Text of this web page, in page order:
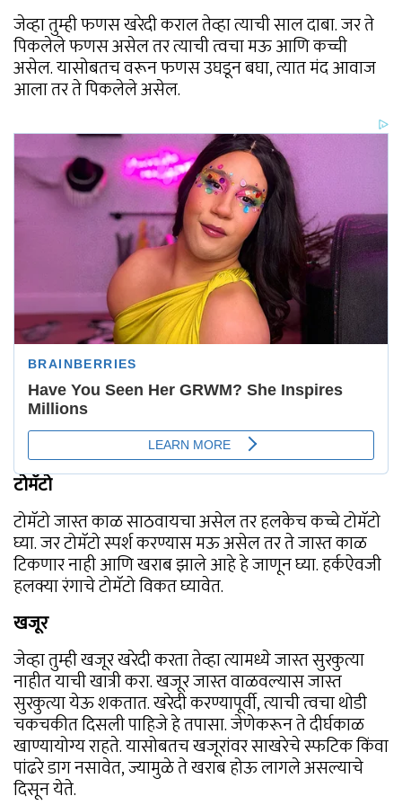
जेव्हा तुम्ही फणस खरेदी कराल तेव्हा त्याची साल दाबा. जर ते
पिकलेले फणस असेल तर त्याची त्वचा मऊ आणि कच्ची
असेल. यासोबतच वरून फणस उघडून बघा, त्यात मंद आवाज
आला तर ते पिकलेले असेल.
टोमॅटो
टोमॅटो जास्त काळ साठवायचा असेल तर हलकेच कच्चे टोमॅटो
घ्या. जर टोमॅटो स्पर्श करण्यास मऊ असेल तर ते जास्त काळ
टिकणार नाही आणि खराब झाले आहे हे जाणून घ्या. हर्कऐवजी
हलक्या रंगाचे टोमॅटो विकत घ्यावेत.
खजूर
जेव्हा तुम्ही खजूर खरेदी करता तेव्हा त्यामध्ये जास्त सुरकुत्या
नाहीत याची खात्री करा. खजूर जास्त वाळवल्यास जास्त
सुरकुत्या येऊ शकतात. खरेदी करण्यापूर्वी, त्याची त्वचा थोडी
चकचकीत दिसली पाहिजे हे तपासा. जेणेकरून ते दीर्घकाळ
खाण्यायोग्य राहते. यासोबतच खजूरांवर साखरेचे स्फटिक किंवा
पांढरे डाग नसावेत, ज्यामुळे ते खराब होऊ लागले असल्याचे
दिसून येते.